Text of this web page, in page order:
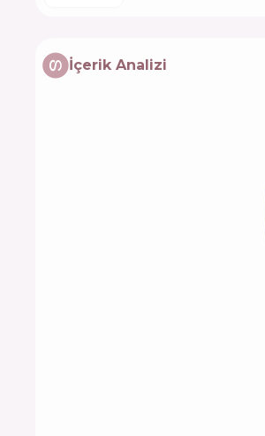
İçerik Analizi